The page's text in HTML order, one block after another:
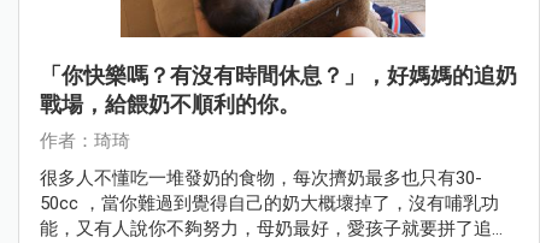
「你快樂嗎？有沒有時間休息？」，好媽媽的追奶
戰場，給餵奶不順利的你。
作者：琦琦
很多人不懂吃一堆發奶的食物，每次擠奶最多也只有30-
50cc ，當你難過到覺得自己的奶大概壞掉了，沒有哺乳功
能，又有人說你不夠努力，母奶最好，愛孩子就要拼了追奶